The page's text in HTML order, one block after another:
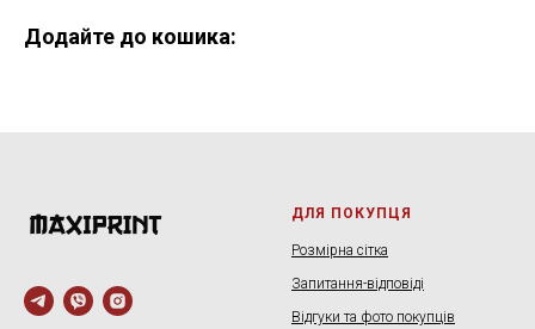
Додайте до кошика:
ДЛЯ ПОКУПЦЯ
Розмірна сітка
Запитання-відповіді
Відгуки та фото покупців